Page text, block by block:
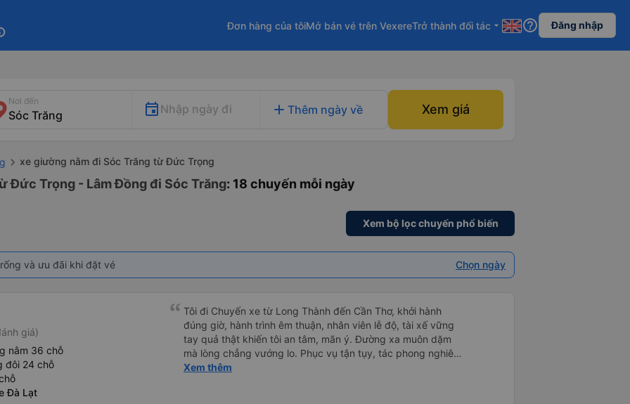
Đơn hàng của tôiMở bán vé trên VexereTrở thành đối tác arrow_drop_down help_outline Đăng nhập
Nơi đến
Nhập ngày đi add Thêm ngày về Xem giá
xe giường nằm đi Sóc Trăng từ Đức Trọng
Đức Trọng - Lâm Đồng đi Sóc Trăng: 18 chuyến mỗi ngày
Xem bộ lọc chuyến phổ biến
và ưu đãi khi đặt vé Chọn ngày
giá)
nằm 36 chỗ
đôi 24 chỗ
Đà Lạt
Tôi đi Chuyến xe từ Long Thành đến Cần Thơ, khởi hành
đúng giờ, hành trình êm thuận, nhân viên lễ độ, tài xế vững
tay quả thật khiến tôi an tâm, mãn ý. Đường xa muôn dặm
mà lòng chẳng vướng lo. Phục vụ tận tụy, tác phong nghiêm
cẩn, hiếm thấy giữa thời buổi kim tiền vội vã. Xã hội loạn đạo.
Xem thêm